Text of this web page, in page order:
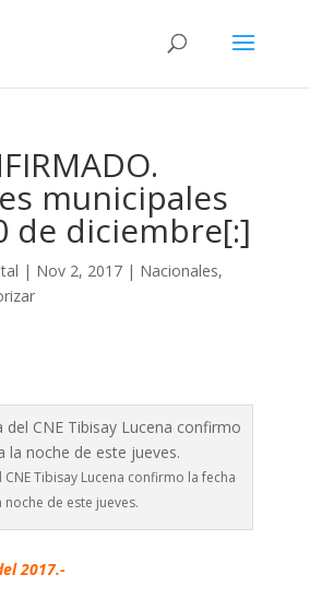
municipales
de diciembre[:]
| Nov 2, 2017| Nacionales,
Tibisay Lucena confirmo la fecha
noche de este jueves.
2017.-